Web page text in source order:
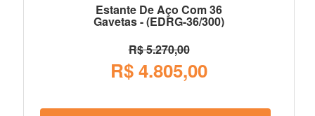
Estante De Aço Com 36
Gavetas - (EDRG-36/300)
R$ 5.270,00
R$ 4.805,00